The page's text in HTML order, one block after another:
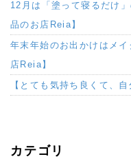
12月は「塗って寝るだけ
品のお店Reia】
年末年始のお出かけはメ
店Reia】
【とても気持ち良くて、
カテゴリ